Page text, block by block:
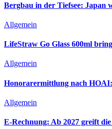
Bergbau in der Tiefsee: Japan
Allgemein
LifeStraw Go Glass 600ml
Allgemein
Honorarermittlung nach HOAI:
Allgemein
E-Rechnung: Ab 2027 greift